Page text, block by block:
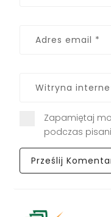
Zapamiętaj
podczas